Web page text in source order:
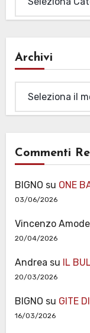
Archivi
Commenti
BIGNO su ONE
03/06/2026
Vincenzo
20/04/2026
Andrea su IL
20/03/2026
BIGNO su GITE
16/03/2026